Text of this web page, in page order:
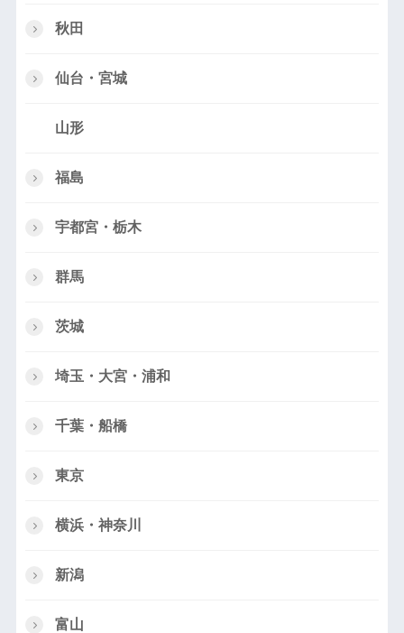
秋田
仙台・宮城
山形
福島
宇都宮・栃木
群馬
茨城
埼玉・大宮・浦和
千葉・船橋
東京
横浜・神奈川
新潟
富山